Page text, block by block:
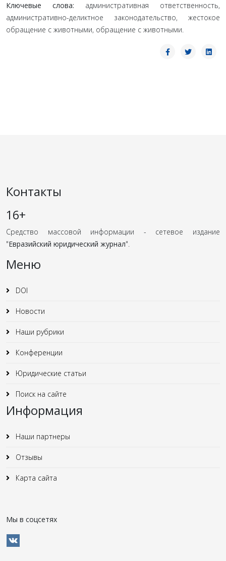
Ключевые слова: административная ответственность,
административно-деликтное законодательство, жестокое
обращение с животными, обращение с животными.
Контакты
16+
Средство массовой информации - сетевое издание
"Евразийский юридический журнал".
Меню
DOI
Новости
Наши рубрики
Конференции
Юридические статьи
Поиск на сайте
Информация
Наши партнеры
Отзывы
Карта сайта
Мы в соцсетях